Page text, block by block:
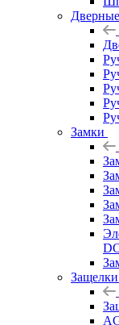
Замки
Защелки